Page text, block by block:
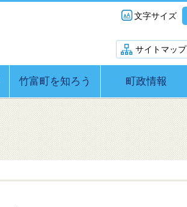
文字サイズ
サイトマップ
竹富町を知ろう 町政情報